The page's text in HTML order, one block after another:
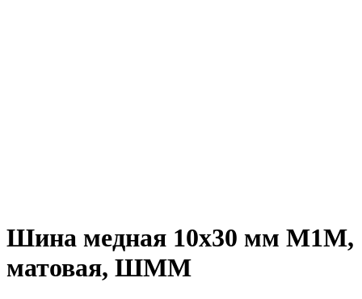
Шина медная 10х30 мм М1М,
матовая, ШММ